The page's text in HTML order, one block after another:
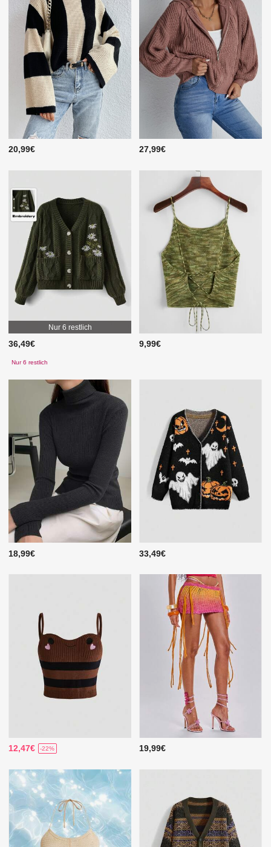
20,99€ 27,99€
Nur 6 restlich
36,49€
Nur 6 restlich
9,99€
18,99€ 33,49€
12,47€ -22% 19,99€